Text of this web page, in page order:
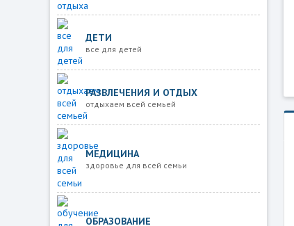
ДЕТИ
все для детей
РАЗВЛЕЧЕНИЯ И ОТДЫХ
отдыхаем всей семьей
МЕДИЦИНА
здоровье для всей семьи
ОБРАЗОВАНИЕ